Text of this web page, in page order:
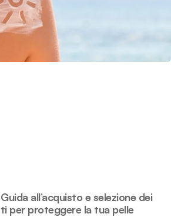
all’acquisto e selezione dei
per proteggere la tua pelle